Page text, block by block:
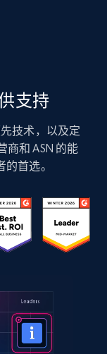
支持
技术，以及定
和 ASN 的能
首选。